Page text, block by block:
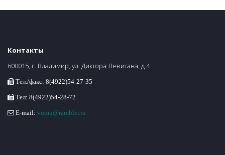
Контакты
600015, г. Владимир, ул. Диктора Левитана, д.4
Тел./факс: 8(4922)54-27-35
Тел: 8(4922)54-28-72
E-mail: vomu@rambler.ru